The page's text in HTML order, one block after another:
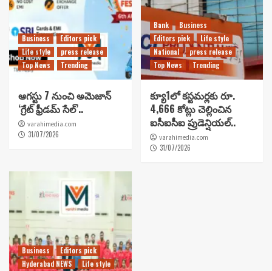
Business
Editors pick
Life style
press release
Top News
Trending
ఆగస్టు 7 నుంచి అమెజాన్
‘గ్రేట్ ఫ్రీడమ్ సేల్’..
varahimedia.com
31/07/2026
Bank
Business
Editors pick
Life style
National
press release
Top News
Trending
క్యూ1లో కస్టమర్లకు రూ.
4,666 కోట్లు చెల్లించిన
ఐసీఐసీఐ ప్రుడెన్షియల్..
varahimedia.com
31/07/2026
Business
Editors pick
Hyderabad NEWS
Life style